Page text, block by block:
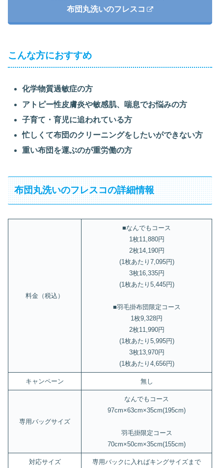
布団丸洗いのフレスコ
こんな方におすすめ
化学物質過敏症の方
アトピー性皮膚炎や敏感肌、喘息でお悩みの方
子育て・育児に追われている方
忙しくて布団のクリーニングをしたいができない方
重い布団を運ぶのが重労働の方
布団丸洗いのフレスコの詳細情報
料金（税込）
■なんでもコース
1枚11,880円
2枚14,190円
(1枚あたり7,095円)
3枚16,335円
(1枚あたり5,445円)
■羽毛掛布団限定コース
1枚9,328円
2枚11,990円
(1枚あたり5,995円)
3枚13,970円
(1枚あたり4,656円)
キャンペーン 無し
専用バッグサイズ
なんでもコース
97cm×63cm×35cm(195cm)
羽毛掛限定コース
70cm×50cm×35cm(155cm)
対応サイズ 専用バックに入ればキングサイズまで